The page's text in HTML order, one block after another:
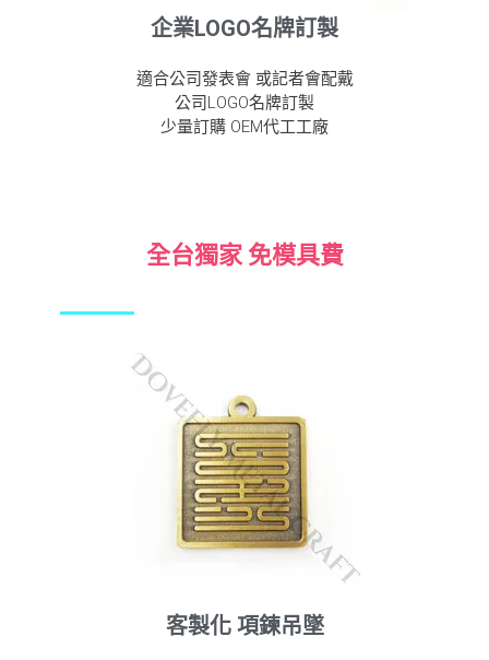
企業LOGO名牌訂製
適合公司發表會 或記者會配戴
公司LOGO名牌訂製
少量訂購 OEM代工工廠
全台獨家 免模具費
客製化 項鍊吊墜